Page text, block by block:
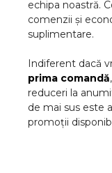
echipa noastră.
comenzii și
suplimentare.
Indiferent dacă
prima comandă,
reduceri la
de mai sus este
promoții